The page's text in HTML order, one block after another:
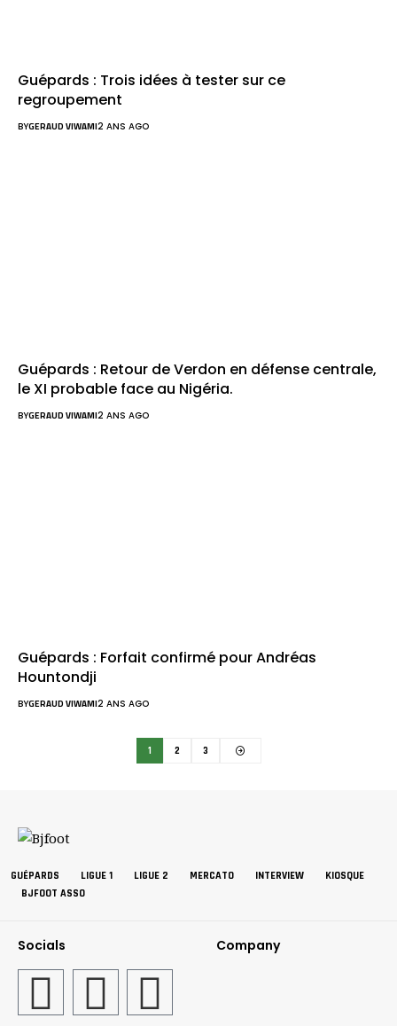
Guépards : Trois idées à tester sur ce
regroupement
BYGERAUD VIWAMI2 ANS AGO
Guépards : Retour de Verdon en défense centrale,
le XI probable face au Nigéria.
BYGERAUD VIWAMI2 ANS AGO
Guépards : Forfait confirmé pour Andréas
Hountondji
BYGERAUD VIWAMI2 ANS AGO
1 2 3
GUÉPARDS LIGUE 1 LIGUE 2 MERCATO INTERVIEW
KIOSQUE
BJFOOT ASSO
Socials Company